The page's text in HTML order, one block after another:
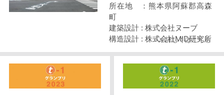
所在地 ：熊本県阿蘇郡高森
町
建築設計 : 株式会社ヌーブ
構造設計 : 株式会社MID研究所
施工 : 株式会社竹内工務店
>> 詳しくはこちら